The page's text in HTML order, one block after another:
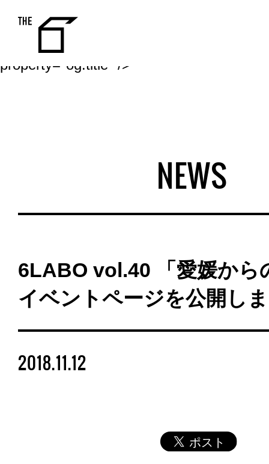
開しました | NEWS | THE6 | 仙台のシ
ーキングスペース、イベントレンタル
トメントなどを備えたシェア型複合施
property="og:title" />
NEWS
6LABO vol.40 「愛媛から
イベントページを公開し
2018.11.12